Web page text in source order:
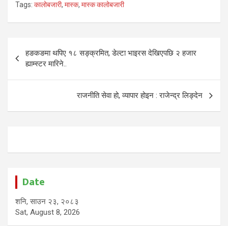
Tags: कालोबजारी, मास्क, मास्क कालोबजारी
Post
navigation
हङकङमा थपिए १८ सङ्क्रमित, डेल्टा भाइरस देखिएपछि २ हजार
ह्याम्स्टर मारिने..
राजनीति सेवा हो, व्यापार होइन : राजेन्द्र लिङ्देन
Date
शनि, साउन २३, २०८३
Sat, August 8, 2026